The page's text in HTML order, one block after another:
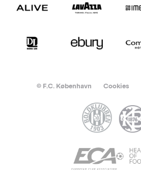
© F.C. København Cookies